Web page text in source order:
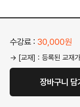
수강료 : 30,000원
→ [교재] : 등록된 교재
장바구니 담